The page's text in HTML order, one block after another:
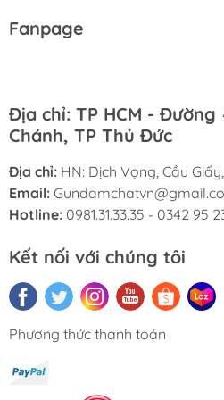
Fanpage
Địa chỉ: TP HCM -
Chánh, TP Thủ Đức
Địa chỉ: HN: Dịch Vọng, Cầu
Email:
Hotline: 0981.31.33.35 - 0342 95
Kết nối với chúng tôi
Phương thức thanh toán